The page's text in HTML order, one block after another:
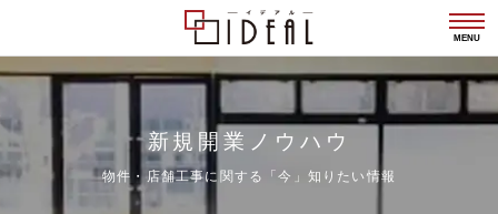
MENU
新規開業ノウハウ
物件・店舗工事に関する「今」知りたい情報